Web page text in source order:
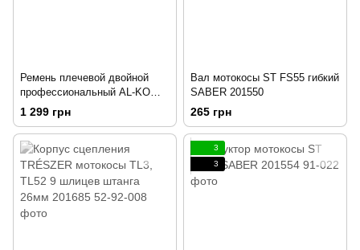
Ремень плечевой двойной
профессиональный AL-KO
202069
1 299 грн
Вал мотокосы ST FS55 гибкий
SABER 201550
265 грн
3
3